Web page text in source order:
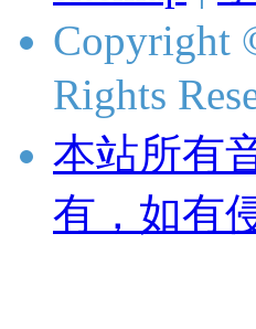
Copyright
Rights
本站所有
有，如有